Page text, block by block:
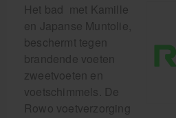
Het bad met Kamille
en Japanse Muntolie,
beschermt tegen
brandende voeten
zweetvoeten en
voetschimmels. De
Rowo voetverzorging